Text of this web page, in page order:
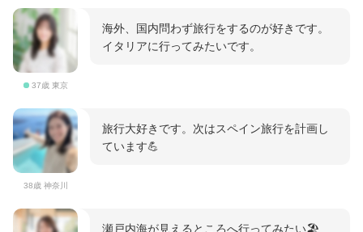
37歳 東京
海外、国内問わず旅行をするのが好きです。
イタリアに行ってみたいです。
38歳 神奈川
旅行大好きです。次はスペイン旅行を計画し
ています💪
瀬戸内海が見えるところへ行ってみたい🏖️